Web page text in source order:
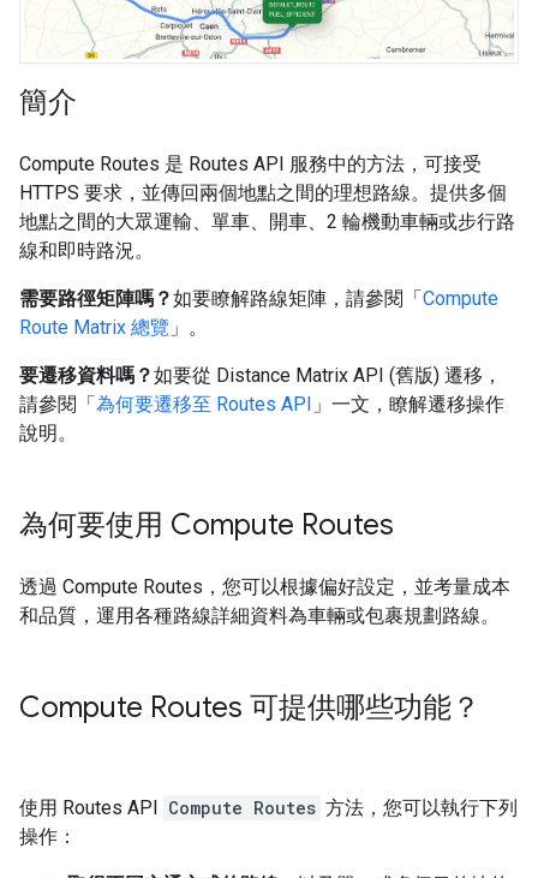
簡介
Compute Routes 是 Routes API 服務中的方法，可接受
HTTPS 要求，並傳回兩個地點之間的理想路線。提供多個
地點之間的大眾運輸、單車、開車、2 輪機動車輛或步行路
線和即時路況。
需要路徑矩陣嗎？如要瞭解路線矩陣，請參閱「Compute
Route Matrix 總覽 」。
要遷移資料嗎？如要從 Distance Matrix API (舊版) 遷移，
請參閱「為何要遷移至 Routes API 」一文，瞭解遷移操作
說明。
為何要使用 Compute Routes
透過 Compute Routes，您可以根據偏好設定，並考量成本
和品質，運用各種路線詳細資料為車輛或包裹規劃路線。
Compute Routes 可提供哪些功能？
使用 Routes API Compute Routes 方法，您可以執行下列
操作：